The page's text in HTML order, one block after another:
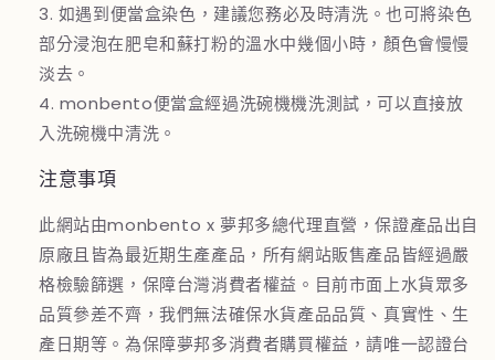
3. 如遇到便當盒染色，建議您務必及時清洗。也可將染色
部分浸泡在肥皂和蘇打粉的溫水中幾個小時，顏色會慢慢
淡去。
4. monbento便當盒經過洗碗機機洗測試，可以直接放
入洗碗機中清洗。
注意事項
此網站由monbento x 夢邦多總代理直營，保證產品出自
原廠且皆為最近期生產產品，所有網站販售產品皆經過嚴
格檢驗篩選，保障台灣消費者權益。目前市面上水貨眾多
品質參差不齊，我們無法確保水貨產品品質、真實性、生
產日期等。為保障夢邦多消費者購買權益，請唯一認證台